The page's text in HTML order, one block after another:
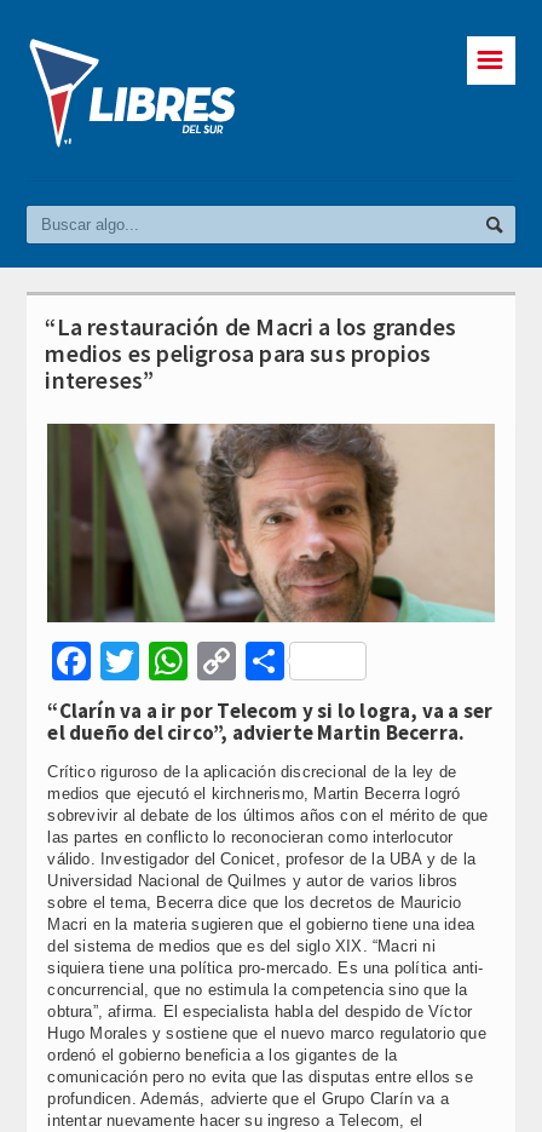
☰
“La restauración de Macri a los grandes
medios es peligrosa para sus propios
intereses”
Facebook
Twitter
WhatsApp
Copy
Link
Compartir
“Clarín va a ir por Telecom y si lo logra, va a ser
el dueño del circo”, advierte Martin Becerra.
Crítico riguroso de la aplicación discrecional de la ley de
medios que ejecutó el kirchnerismo, Martin Becerra logró
sobrevivir al debate de los últimos años con el mérito de que
las partes en conflicto lo reconocieran como interlocutor
válido. Investigador del Conicet, profesor de la UBA y de la
Universidad Nacional de Quilmes y autor de varios libros
sobre el tema, Becerra dice que los decretos de Mauricio
Macri en la materia sugieren que el gobierno tiene una idea
del sistema de medios que es del siglo XIX. “Macri ni
siquiera tiene una política pro-mercado. Es una política anti-
concurrencial, que no estimula la competencia sino que la
obtura”, afirma. El especialista habla del despido de Víctor
Hugo Morales y sostiene que el nuevo marco regulatorio que
ordenó el gobierno beneficia a los gigantes de la
comunicación pero no evita que las disputas entre ellos se
profundicen. Además, advierte que el Grupo Clarín va a
intentar nuevamente hacer su ingreso a Telecom, el